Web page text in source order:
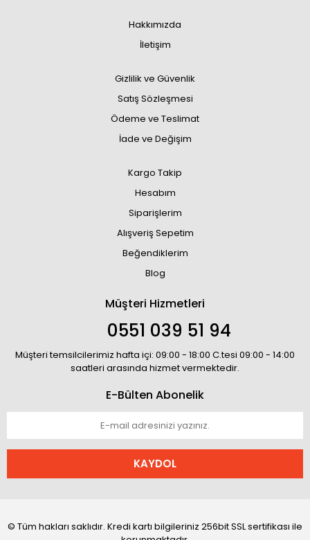
Hakkımızda
İletişim
Gizlilik ve Güvenlik
Satış Sözleşmesi
Ödeme ve Teslimat
İade ve Değişim
Kargo Takip
Hesabım
Siparişlerim
Alışveriş Sepetim
Beğendiklerim
Blog
Müşteri Hizmetleri
0551 039 51 94
Müşteri temsilcilerimiz hafta içi: 09:00 - 18:00 C.tesi 09:00 - 14:00
saatleri arasında hizmet vermektedir.
E-Bülten Abonelik
KAYDOL
© Tüm hakları saklıdır. Kredi kartı bilgileriniz 256bit SSL sertifikası ile